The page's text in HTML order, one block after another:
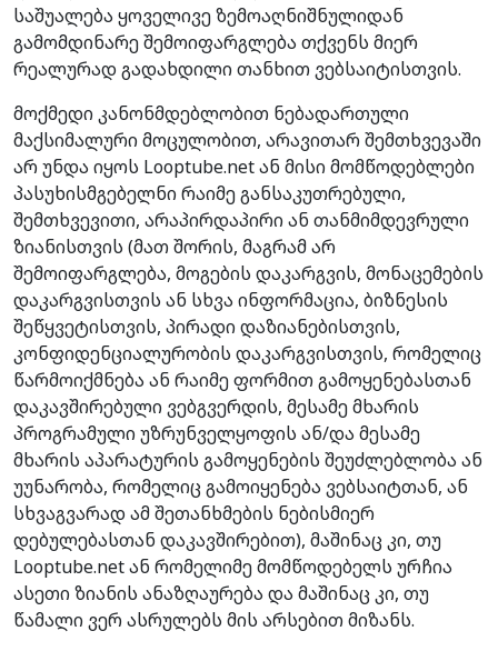
საშუალება ყოველივე ზემოაღნიშნულიდან
გამომდინარე შემოიფარგლება თქვენს მიერ
რეალურად გადახდილი თანხით ვებსაიტისთვის.
მოქმედი კანონმდებლობით ნებადართული
მაქსიმალური მოცულობით, არავითარ შემთხვევაში
არ უნდა იყოს Looptube.net ან მისი მომწოდებლები
პასუხისმგებელნი რაიმე განსაკუთრებული,
შემთხვევითი, არაპირდაპირი ან თანმიმდევრული
ზიანისთვის (მათ შორის, მაგრამ არ
შემოიფარგლება, მოგების დაკარგვის, მონაცემების
დაკარგვისთვის ან სხვა ინფორმაცია, ბიზნესის
შეწყვეტისთვის, პირადი დაზიანებისთვის,
კონფიდენციალურობის დაკარგვისთვის, რომელიც
წარმოიქმნება ან რაიმე ფორმით გამოყენებასთან
დაკავშირებული ვებგვერდის, მესამე მხარის
პროგრამული უზრუნველყოფის ან/და მესამე
მხარის აპარატურის გამოყენების შეუძლებლობა ან
უუნარობა, რომელიც გამოიყენება ვებსაიტთან, ან
სხვაგვარად ამ შეთანხმების ნებისმიერ
დებულებასთან დაკავშირებით), მაშინაც კი, თუ
Looptube.net ან რომელიმე მომწოდებელს ურჩია
ასეთი ზიანის ანაზღაურება და მაშინაც კი, თუ
წამალი ვერ ასრულებს მის არსებით მიზანს.